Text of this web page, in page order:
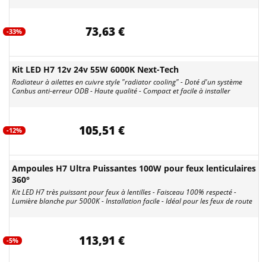
-33% 73,63 €
Kit LED H7 12v 24v 55W 6000K Next-Tech
Radiateur à ailettes en cuivre style "radiator cooling" - Doté d'un système
Canbus anti-erreur ODB - Haute qualité - Compact et facile à installer
-12% 105,51 €
Ampoules H7 Ultra Puissantes 100W pour feux lenticulaires
360°
Kit LED H7 très puissant pour feux à lentilles - Faisceau 100% respecté -
Lumière blanche pur 5000K - Installation facile - Idéal pour les feux de route
-5% 113,91 €